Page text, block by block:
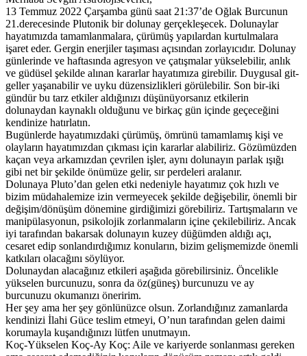
13 Temmuz 2022 Çarşamba günü saat 21:37’de Oğlak Burcunun
21.derecesinde Plutonik bir dolunay gerçekleşecek. Dolunaylar
hayatımızda tamamlanmalara, çürümüş yapılardan kurtulmalara
işaret eder. Gergin enerjiler taşıması açısından zorlayıcıdır. Dolunay
günlerinde ve haftasında agresyon ve çatışmalar yükselebilir, anlık
ve güdüsel şekilde alınan kararlar hayatımıza girebilir. Duygusal git-
geller yaşanabilir ve uyku düzensizlikleri görülebilir. Son bir-iki
gündür bu tarz etkiler aldığınızı düşünüyorsanız etkilerin
dolunaydan kaynaklı olduğunu ve birkaç gün içinde geçeceğini
kendinize hatırlatın.
Bugünlerde hayatımızdaki çürümüş, ömrünü tamamlamış kişi ve
olayların hayatımızdan çıkması için kararlar alabiliriz. Gözümüzden
kaçan veya arkamızdan çevrilen işler, aynı dolunayın parlak ışığı
gibi net bir şekilde önümüze gelir, sır perdeleri aralanır.
Dolunaya Pluto’dan gelen etki nedeniyle hayatımız çok hızlı ve
bizim müdahalemize izin vermeyecek şekilde değişebilir, önemli bir
değişim/dönüşüm dönemine girdiğimizi görebiliriz. Tartışmaların ve
manipülasyonun, psikolojik zorlanmaların içine çekilebiliriz. Ancak
iyi tarafından bakarsak dolunayın kuzey düğümden aldığı açı,
cesaret edip sonlandırdığımız konuların, bizim gelişmemizde önemli
katkıları olacağını söylüyor.
Dolunaydan alacağınız etkileri aşağıda görebilirsiniz. Öncelikle
yükselen burcunuzu, sonra da öz(güneş) burcunuzu ve ay
burcunuzu okumanızı öneririm.
Her şey ama her şey gönlünüzce olsun. Zorlandığınız zamanlarda
kendinizi İlahi Güce teslim etmeyi, O’nun tarafından gelen daimi
korumayla kuşandığınızı lütfen unutmayın.
Koç-Yükselen Koç-Ay Koç: Aile ve kariyerde sonlanması gereken